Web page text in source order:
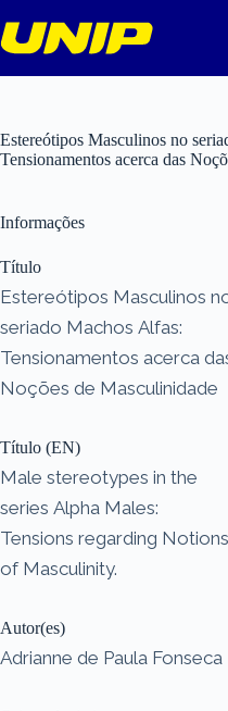
para
o
Estereótipos Masculinos no
Tensionamentos acerca das
Informações
Título
Estereótipos Masculinos
seriado Machos Alfas:
Tensionamentos acerca
Noções de Masculinidade
Título (EN)
Male stereotypes in the
series Alpha Males:
Tensions regarding Notions
of Masculinity.
Autor(es)
Adrianne de Paula Fonseca